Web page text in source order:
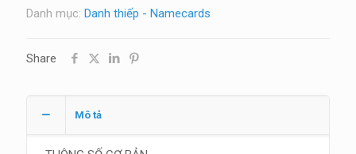
mỹ
lượng
Danh mục: Danh thiếp - Namecards
Share
Mô tả